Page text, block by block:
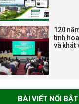
tác
viên
chung
120
tinh
và khát
BÀI VIẾT NỔI